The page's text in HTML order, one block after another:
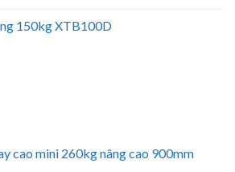
150kg XTB100D
cao mini 260kg nâng cao 900mm